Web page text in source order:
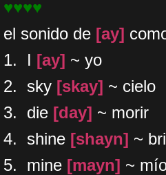
♥♥♥♥
el sonido de [ay]
1. I [ay] ~ yo
2. sky [skay] ~ cielo
3. die [day] ~ morir
4. shine [shayn] ~
5. mine [mayn] ~